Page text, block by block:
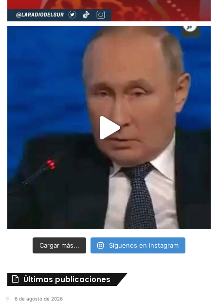
Cargar más... Síguenos en Instagram
Últimas publicaciones
6 de agosto de 2026